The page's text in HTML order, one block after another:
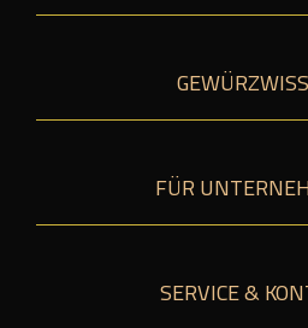
FÜR
SERVICE &